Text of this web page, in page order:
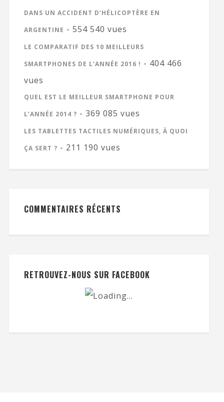
DANS UN ACCIDENT D’HÉLICOPTÈRE EN
ARGENTINE - 554 540 vues
LE COMPARATIF DES 10 MEILLEURS
SMARTPHONES DE L’ANNÉE 2016 ! - 404 466
vues
QUEL EST LE MEILLEUR SMARTPHONE POUR
L’ANNÉE 2014 ? - 369 085 vues
LES TABLETTES TACTILES NUMÉRIQUES, À QUOI
ÇA SERT ? - 211 190 vues
COMMENTAIRES RÉCENTS
RETROUVEZ-NOUS SUR FACEBOOK